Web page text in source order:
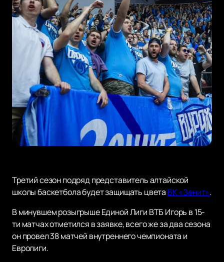
Третий сезон подряд представитель алтайской
школы баскетбола будет защищать цвета БК «Зенит».
В минувшем розыгрыше Единой Лиги ВТБ Игорь в 15-
ти матчах отметился в заявке, всего же за два сезона
он провел 38 матчей внутреннего чемпионата и
Евролиги.